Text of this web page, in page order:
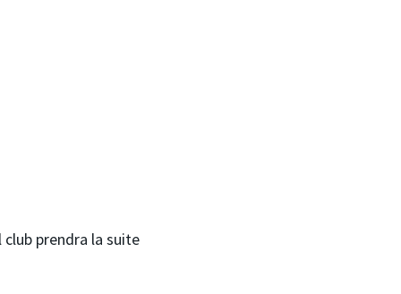
club prendra la suite